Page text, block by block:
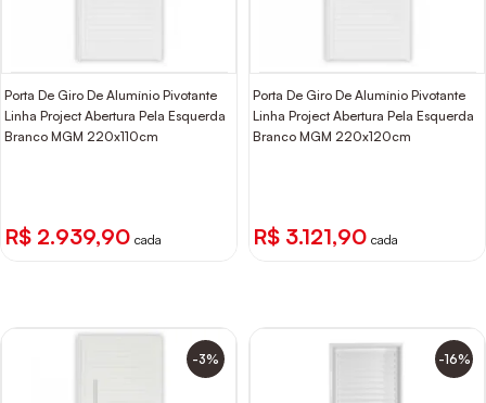
Porta De Giro De Alumínio Pivotante
Linha Project Abertura Pela Esquerda
Branco MGM 220x110cm
R$ 2.939,90 cada
Porta De Giro De Alumínio Pivotante
Linha Project Abertura Pela Esquerda
Branco MGM 220x120cm
R$ 3.121,90 cada
-3% -16%